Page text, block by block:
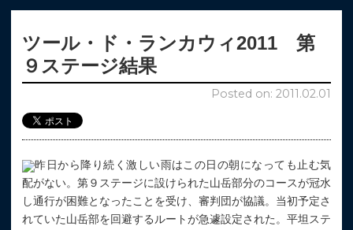
ツール・ド・ランカウィ2011 第
９ステージ結果
Posted on: 2011.02.01
昨日から降り続く激しい雨はこの日の朝になっても止む気
配がない。第９ステージに設けられた山岳部分のコースが冠水
し通行が困難となったことを受け、審判団が協議。当初予定さ
れていた山岳部を回避するルートが急遽設定された。平坦ステ